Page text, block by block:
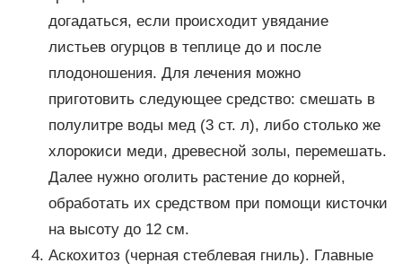
догадаться, если происходит увядание
листьев огурцов в теплице до и после
плодоношения. Для лечения можно
приготовить следующее средство: смешать в
полулитре воды мед (3 ст. л), либо столько же
хлорокиси меди, древесной золы, перемешать.
Далее нужно оголить растение до корней,
обработать их средством при помощи кисточки
на высоту до 12 см.
Аскохитоз (черная стеблевая гниль). Главные